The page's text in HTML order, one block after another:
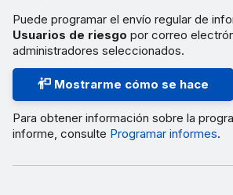
Puede programar el envío regular de
Usuarios de riesgo por correo
administradores seleccionados.
Mostrarme cómo se hace
Para obtener información sobre la
informe, consulte Programar informes.